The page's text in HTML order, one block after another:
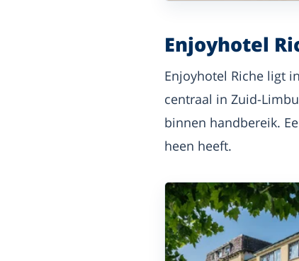
Enjoyhotel
Enjoyhotel Riche ligt
centraal in Zuid-
binnen handbereik.
heen heeft.